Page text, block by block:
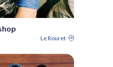
Le Rouret